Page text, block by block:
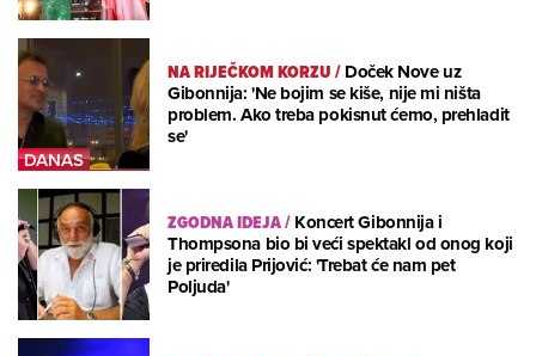
NA RIJEČKOM KORZU/Doček Nove uz
Gibonnija: 'Ne bojim se kiše, nije mi ništa
problem. Ako treba pokisnut ćemo, prehladit
se'
ZGODNA IDEJA/Koncert Gibonnija i
Thompsona bio bi veći spektakl od onog koji
je priredila Prijović: 'Trebat će nam pet
Poljuda'